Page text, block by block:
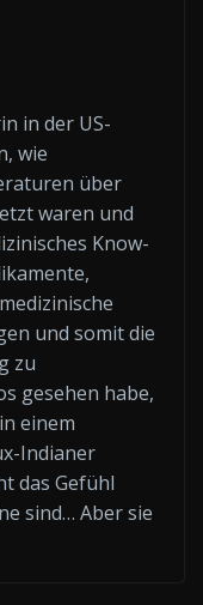
in der US-
wie
über
waren und
Know-
und somit die
zu
gesehen habe,
einem
Indianer
das Gefühl
sind… Aber sie